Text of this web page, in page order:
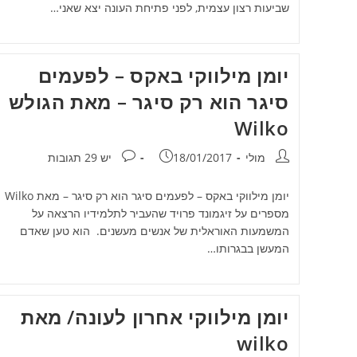
שביעות רצון עצמית, לפני פתיחת העונה יצא שאני…
יומן מילווקי באקס – לפעמים
סיגר הוא רק סיגר – מאת הגולש
Wilko
מחבר:מולי פורסם:
18/01/2017 תגובות:
יש 29 תגובות
יומן מילווקי באקס – לפעמים סיגר הוא רק סיגר – מאת Wilko
מספרים על זיגמונד פרויד שהעביר לתלמידיו הרצאה על
המשמעות האוראלית של אנשים מעשנים. הוא טען שאדם
המעשן בבגרותו…
יומן מילווקי אחרון לעונה/ מאת
wilko